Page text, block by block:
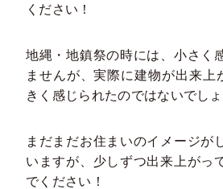
ください！
地縄・地鎮祭の時には、小さく
ませんが、実際に建物が出来上
きく感じられたのではないでしょ
まだまだお住まいのイメージが
いますが、少しずつ出来上がっ
でください！